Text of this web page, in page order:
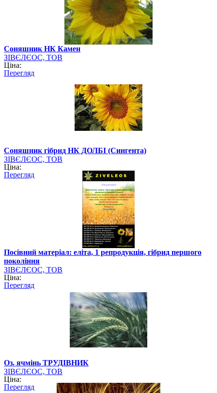
Cоняшник НК Камен
ЗІВЄЛЄОС, ТОВ
Ціна:
Перегляд
Cоняшник гібрид НК ДОЛБІ (Сингента)
ЗІВЄЛЄОС, ТОВ
Ціна:
Перегляд
Посівний матеріал: еліта, 1 репродукція, гібрид першого
покоління
ЗІВЄЛЄОС, ТОВ
Ціна:
Перегляд
Оз. ячмінь ТРУДІВНИК
ЗІВЄЛЄОС, ТОВ
Ціна:
Перегляд